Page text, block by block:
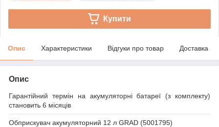
Купити
Опис Характеристики Відгуки про товар Доставка
Опис
Гарантійний термін на акумуляторні батареї (з комплекту)
становить 6 місяців
Обприскувач акумуляторний 12 л GRAD (5001795)